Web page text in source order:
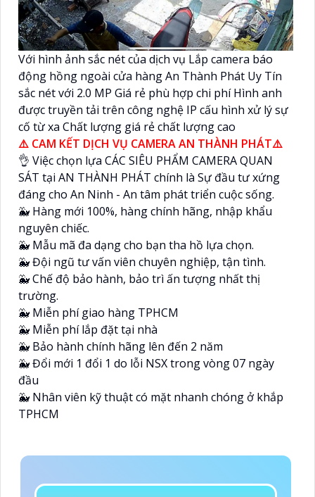
Với hình ảnh sắc nét của dịch vụ Lắp camera báo
động hồng ngoài cửa hàng An Thành Phát Uy Tín
sắc nét với 2.0 MP Giá rẻ phù hợp chi phí Hình anh
được truyền tải trên công nghệ IP cấu hình xử lý sự
cố từ xa Chất lượng giá rẻ chất lượng cao
⚠️ CAM KẾT DỊCH VỤ CAMERA AN THÀNH PHÁT⚠️
👌 Việc chọn lựa CÁC SIÊU PHẨM CAMERA QUAN
SÁT tại AN THÀNH PHÁT chính là Sự đầu tư xứng
đáng cho An Ninh - An tâm phát triển cuộc sống.
🐳 Hàng mới 100%, hàng chính hãng, nhập khẩu
nguyên chiếc.
🐳 Mẫu mã đa dạng cho bạn tha hồ lựa chọn.
🐳 Đội ngũ tư vấn viên chuyên nghiệp, tận tình.
🐳 Chế độ bảo hành, bảo trì ấn tượng nhất thị
trường.
🐳 Miễn phí giao hàng TPHCM
🐳 Miễn phí lắp đặt tại nhà
🐳 Bảo hành chính hãng lên đến 2 năm
🐳 Đổi mới 1 đổi 1 do lỗi NSX trong vòng 07 ngày
đầu
🐳 Nhân viên kỹ thuật có mặt nhanh chóng ở khắp
TPHCM